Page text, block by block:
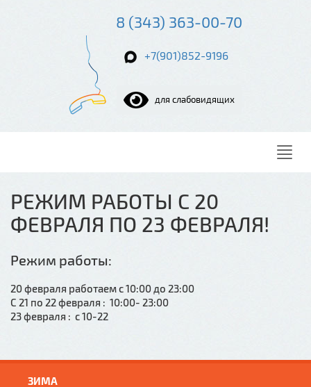
8 (343) 363-00-70
+7(901)852-9196
для слабовидящих
РЕЖИМ РАБОТЫ С 20
ФЕВРАЛЯ ПО 23 ФЕВРАЛЯ!
Режим работы:
20 февраля работаем с 10:00 до 23:00
С 21 по 22 февраля : 10:00- 23:00
23 февраля : с 10-22
ЗИМА